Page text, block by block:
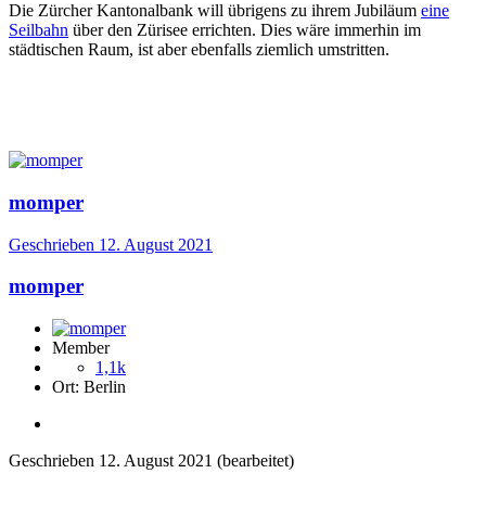
Die Zürcher Kantonalbank will übrigens zu ihrem Jubiläum eine
Seilbahn über den Zürisee errichten. Dies wäre immerhin im
städtischen Raum, ist aber ebenfalls ziemlich umstritten.
momper
Geschrieben 12. August 2021
momper
Member
1,1k
Ort: Berlin
Geschrieben 12. August 2021 (bearbeitet)